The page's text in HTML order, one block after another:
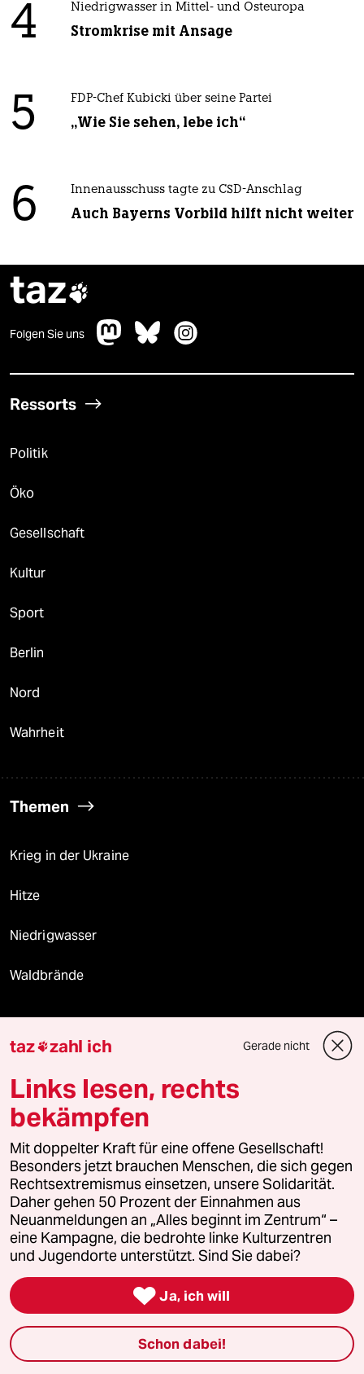
4 Niedrigwasser in Mittel- und Osteuropa
Stromkrise mit Ansage
5 FDP-Chef Kubicki über seine Partei
„Wie Sie sehen, lebe ich“
6 Innenausschuss tagte zu CSD-Anschlag
Auch Bayerns Vorbild hilft nicht weiter
taz
Folgen Sie uns
Ressorts
Politik
Öko
Gesellschaft
Kultur
Sport
Berlin
Nord
Wahrheit
Themen
Krieg in der Ukraine
Hitze
Niedrigwasser
Waldbrände
Verlag
Aktuelles
Hausblog
Die Seitenwende
Stellen
Presse
Unterstützen
taz zahl ich Gerade nicht
Links lesen, rechts
bekämpfen
Mit doppelter Kraft für eine offene Gesellschaft!
Besonders jetzt brauchen Menschen, die sich gegen
Rechtsextremismus einsetzen, unsere Solidarität.
Daher gehen 50 Prozent der Einnahmen aus
Neuanmeldungen an „Alles beginnt im Zentrum“ –
eine Kampagne, die bedrohte linke Kulturzentren
und Jugendorte unterstützt. Sind Sie dabei?
 Ja, ich will
Schon dabei!